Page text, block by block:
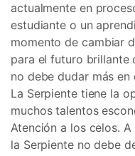
actualmente en
estudiante o un
momento de cambiar
para el futuro brillante
no debe dudar más
La Serpiente tiene la
muchos talentos
Atención a los celos.
la Serpiente no debe